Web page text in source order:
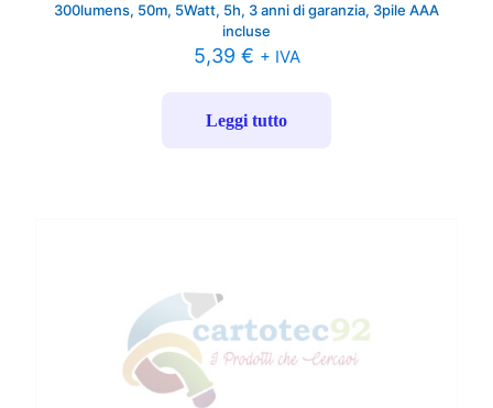
300lumens, 50m, 5Watt, 5h, 3 anni di garanzia, 3pile AAA
incluse
5,39 € + IVA
Leggi tutto